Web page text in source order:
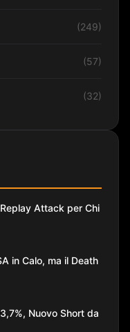
(249)
(57)
(32)
Attack per Chi
in Calo, ma il Death
Nuovo Short da